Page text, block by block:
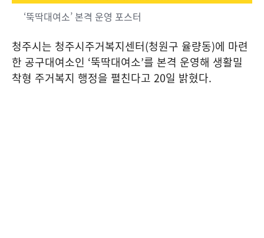
‘뚝딱대여소’ 본격 운영 포스터
청주시는 청주시주거복지센터(청원구 율량동)에 마련
한 공구대여소인 ‘뚝딱대여소’를 본격 운영해 생활밀
착형 주거복지 행정을 펼친다고 20일 밝혔다.